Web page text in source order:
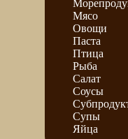
Мясо
Овощи
Паста
Птица
Рыба
Салат
Соусы
Супы
Яйца